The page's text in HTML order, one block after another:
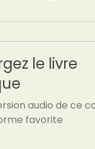
le livre
audio de ce
favorite